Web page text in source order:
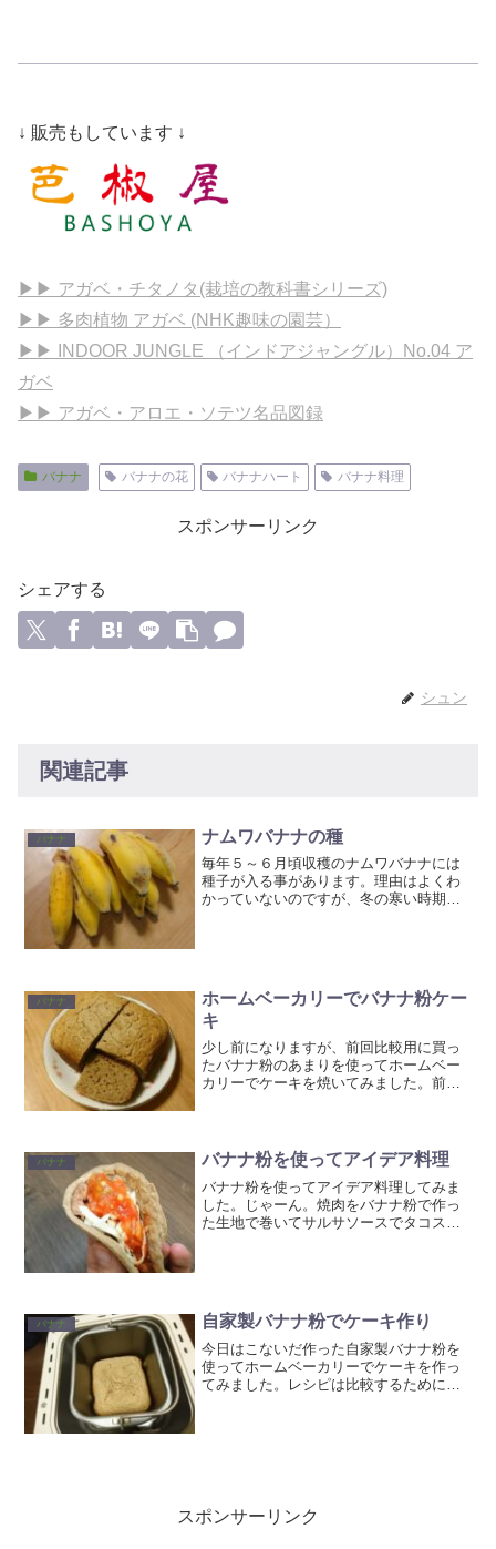
↓ 販売もしています ↓
▶▶ アガベ・チタノタ(栽培の教科書シリーズ)
▶▶ 多肉植物 アガベ (NHK趣味の園芸）
▶▶ INDOOR JUNGLE （インドアジャングル）No.04 ア
ガベ
▶▶ アガベ・アロエ・ソテツ名品図録
バナナ バナナの花 バナナハート バナナ料理
スポンサーリンク
シェアする
シュン
関連記事
バナナ ナムワバナナの種
毎年５～６月頃収穫のナムワバナナには
種子が入る事があります。理由はよくわ
かっていないのですが、冬の寒い時期に
バナナ
ホームベーカリーでバナナ粉ケー
キ
少し前になりますが、前回比較用に買っ
たバナナ粉のあまりを使ってホームベー
カリーでケーキを焼いてみました。前回
会のバナナ粉を使いまし...
バナナ バナナ粉を使ってアイデア料理
バナナ粉を使ってアイデア料理してみま
した。じゃーん。焼肉をバナナ粉で作っ
た生地で巻いてサルサソースでタコス風
バナナ 自家製バナナ粉でケーキ作り
今日はこないだ作った自家製バナナ粉を
使ってホームベーカリーでケーキを作っ
てみました。レシピは比較するために前
スポンサーリンク